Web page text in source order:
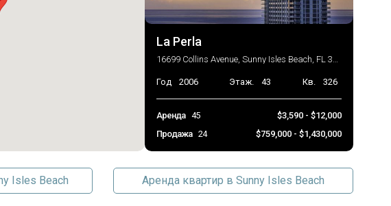
La Perla
16699 Collins Avenue, Sunny Isles Beach, FL 33160
Год 2006 Этаж. 43 Кв. 326
Аренда 45
$3,590 - $12,000
Продажа
24 $759,000 - $1,430,000
Isles Beach Аренда квартир в Sunny Isles Beach